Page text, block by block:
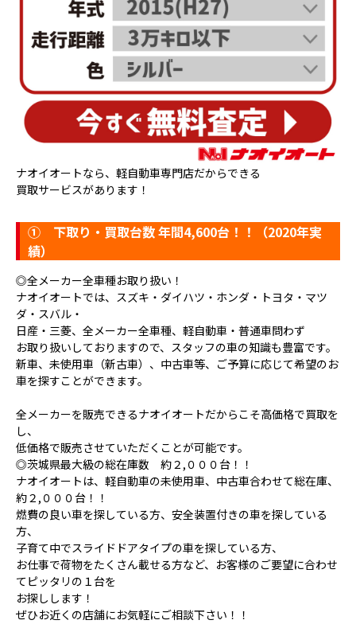
ナオイオートなら、軽自動車専門店だからできる
買取サービスがあります！
① 下取り・買取台数 年間4,600台！！（2020年実
績）
◎全メーカー全車種お取り扱い！
ナオイオートでは、スズキ・ダイハツ・ホンダ・トヨタ・マツ
ダ・スバル・
日産・三菱、全メーカー全車種、軽自動車・普通車問わず
お取り扱いしておりますので、スタッフの車の知識も豊富です。
新車、未使用車（新古車）、中古車等、ご予算に応じて希望のお
車を探すことができます。
全メーカーを販売できるナオイオートだからこそ高価格で買取を
し、
低価格で販売させていただくことが可能です。
◎茨城県最大級の総在庫数 約２,０００台！！
ナオイオートは、軽自動車の未使用車、中古車合わせて総在庫、
約２,０００台！！
燃費の良い車を探している方、安全装置付きの車を探している
方、
子育て中でスライドドアタイプの車を探している方、
お仕事で荷物をたくさん載せる方など、お客様のご要望に合わせ
てピッタリの１台を
お探しします！
ぜひお近くの店舗にお気軽にご相談下さい！！